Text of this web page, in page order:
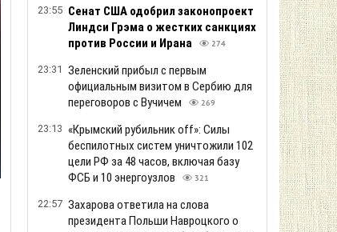
23:55 Сенат США одобрил законопроект
Линдси Грэма о жестких санкциях
против России и Ирана
274
23:31 Зеленский прибыл с первым
официальным визитом в Сербию для
переговоров с Вучичем
269
23:13 «Крымский рубильник off»: Силы
беспилотных систем уничтожили 102
цели РФ за 48 часов, включая базу
ФСБ и 10 энергоузлов
321
22:57 Захарова ответила на слова
президента Польши Навроцкого о